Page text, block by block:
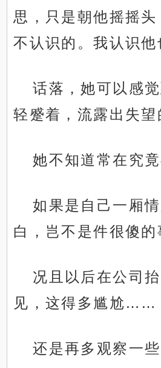
思，只是朝他摇摇头
不认识的。我认识他
话落，她可以感
轻蹙着，流露出失望
她不知道常在究
如果是自己一厢
白，岂不是件很傻的
况且以后在公司
见，这得多尴尬……
还是再多观察一些